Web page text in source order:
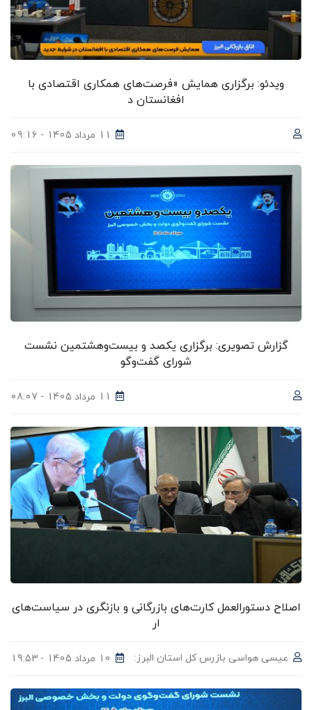
ویدئو: برگزاری همایش «فرصت‌های همکاری اقتصادی با
افغانستان د
11 مرداد 1405 - 09:16
گزارش تصویری: برگزاری یکصد و بیست‌وهشتمین نشست
شورای گفت‌وگو
11 مرداد 1405 - 08:07
اصلاح دستورالعمل کارت‌های بازرگانی و بازنگری در سیاست‌های
ار
عیسی هواسی بازرس کل استان البرز: 10 مرداد 1405 - 19:53